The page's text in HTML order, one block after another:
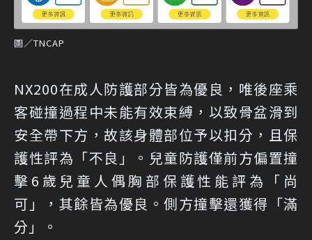
圖／TNCAP
NX200在成人防護部分皆為優良，唯後座乘
客碰撞過程中未能有效束縛，以致骨盆滑到
安全帶下方，故該身體部位予以扣分，且保
護性評為「不良」。兒童防護僅前方偏置撞
擊6歲兒童人偶胸部保護性能評為「尚
可」，其餘皆為優良。側方撞擊還獲得「滿
分」。